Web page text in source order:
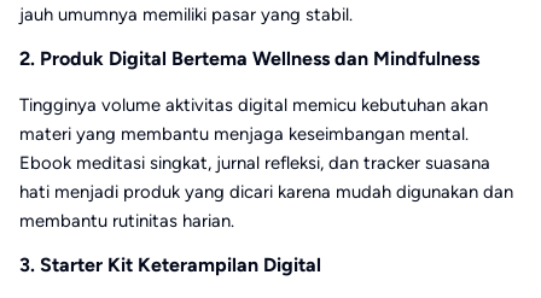
jauh umumnya memiliki pasar yang stabil.
2. Produk Digital Bertema Wellness dan Mindfulness
Tingginya volume aktivitas digital memicu kebutuhan akan
materi yang membantu menjaga keseimbangan mental.
Ebook meditasi singkat, jurnal refleksi, dan tracker suasana
hati menjadi produk yang dicari karena mudah digunakan dan
membantu rutinitas harian.
3. Starter Kit Keterampilan Digital